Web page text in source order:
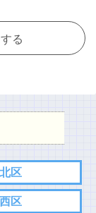
る
北区
西区